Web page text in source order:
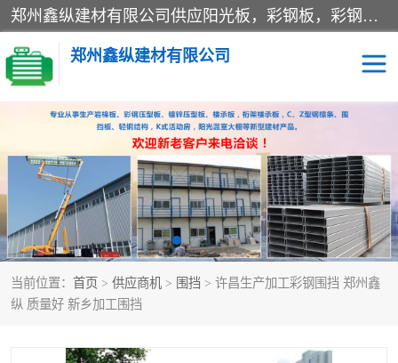
郑州鑫纵建材有限公司供应阳光板，彩钢板，彩钢钢构工程是一家集生产销售租赁安装于一体的企业，主要生产PC采光板，耐力板，仿古琉璃采光板，岩棉板、彩钢压型板、镀锌压型板、桁架楼承板，C、Z型钢檩条、围挡板、轻钢结构，阳光温室大棚等新型建材产品。公司旗下有多台移动式高空压瓦机租赁，承接全国各地业务，专业对外租赁各种型号压瓦机。
郑州鑫纵建材有限公司
当前位置： 首页 > 供应商机 > 围挡 > 许昌生产加工彩钢围挡 郑州鑫
纵 质量好 新乡加工围挡
高空瓦机租赁 ASA合成树脂仿古瓦
CZ型钢 FRP采光板
PC多层板 PC耐力板
建筑围挡 楼层板